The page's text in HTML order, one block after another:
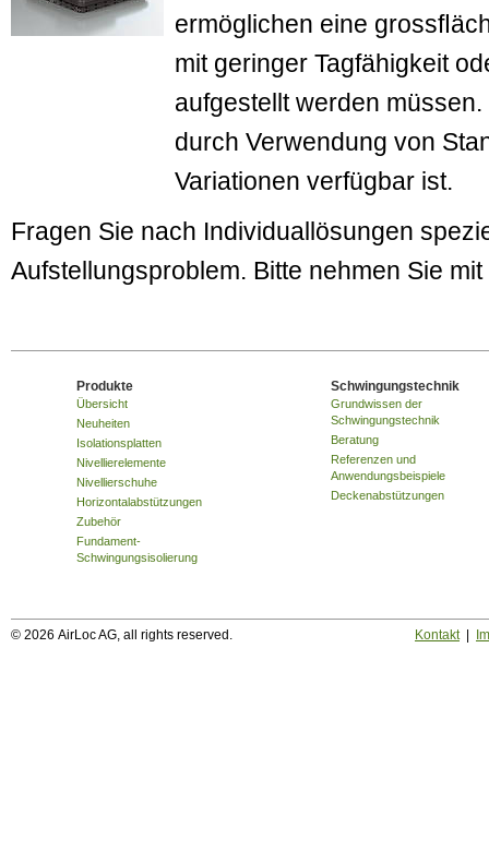
ermöglichen eine
mit geringer Tagfähigkeit
aufgestellt werden
durch Verwendung von
Variationen verfügbar ist.
Fragen Sie nach Individuallösungen
Aufstellungsproblem. Bitte nehmen Sie
Produkte
Übersicht
Neuheiten
Isolationsplatten
Nivellierelemente
Nivellierschuhe
Horizontalabstützungen
Zubehör
Fundament-
Schwingungsisolierung
Schwingungstechnik
Grundwissen der
Schwingungstechnik
Beratung
Referenzen und
Anwendungsbeispiele
Deckenabstützungen
© 2026 AirLoc AG, all rights reserved. Kontakt|